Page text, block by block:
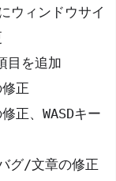
ウィンドウサイ
を追加
正
、WASDキー
/文章の修正